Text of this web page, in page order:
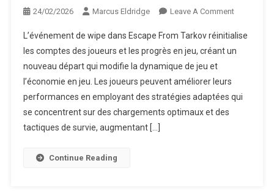
24/02/2026 Marcus Eldridge Leave A CommentOn
From
Tarkov
Prizes
L’événement de wipe dans Escape From Tarkov réinitialise
les comptes des joueurs et les progrès en jeu, créant un
nouveau départ qui modifie la dynamique de jeu et
l’économie en jeu. Les joueurs peuvent améliorer leurs
performances en employant des stratégies adaptées qui
se concentrent sur des chargements optimaux et des
tactiques de survie, augmentant […]
Continue Reading